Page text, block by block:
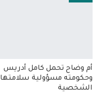
أم وضاح تحمل كامل أدريس
وحكومته مسؤولية سلامتها
الشخصية